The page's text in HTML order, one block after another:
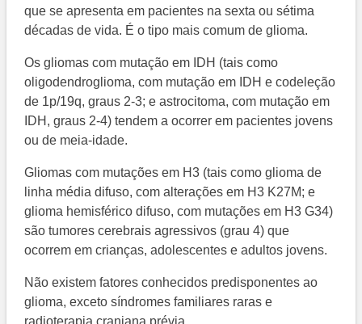
que se apresenta em pacientes na sexta ou sétima
décadas de vida. É o tipo mais comum de glioma.
Os gliomas com mutação em IDH (tais como
oligodendroglioma, com mutação em IDH e codeleção
de 1p/19q, graus 2-3; e astrocitoma, com mutação em
IDH, graus 2-4) tendem a ocorrer em pacientes jovens
ou de meia-idade.
Gliomas com mutações em H3 (tais como glioma de
linha média difuso, com alterações em H3 K27M; e
glioma hemisférico difuso, com mutações em H3 G34)
são tumores cerebrais agressivos (grau 4) que
ocorrem em crianças, adolescentes e adultos jovens.
Não existem fatores conhecidos predisponentes ao
glioma, exceto síndromes familiares raras e